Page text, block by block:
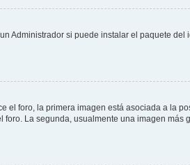
Administrador si puede instalar el paquete del
el foro, la primera imagen está asociada a la
La segunda, usualmente una imagen más